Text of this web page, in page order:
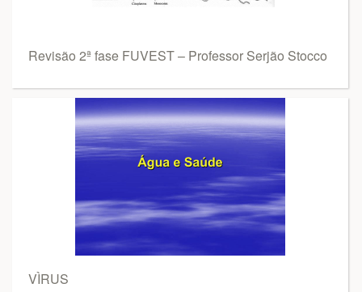
Revisão 2ª fase FUVEST – Professor Serjão Stocco
VÌRUS